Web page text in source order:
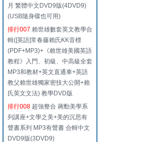
月 繁體中文DVD9版(4DVD9)
(USB隨身碟也可用)
排行007 賴世雄數套英文教學合
輯([英語]常春藤賴氏KK音標
(PDF+MP3)+《賴世雄美國英語
教程》入門、初級、中高級全套
MP3和教材+英文直通車+英語
教父賴世雄獨家密技大公開+賴
氏英文文法) 教學DVD版
排行008 超強整合 蔣勳美學系
列講座+文學之美+美的沉思有
聲書系列 MP3有聲書 合輯中文
DVD9版(3DVD9)